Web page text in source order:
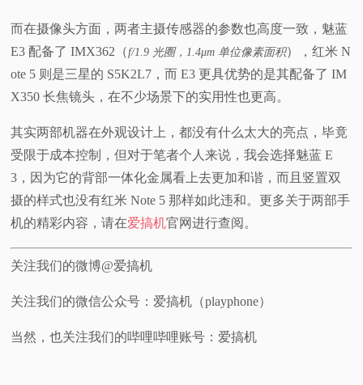
而在摄像头方面，两者主摄传感器的参数也高度一致，魅蓝
E3 配备了 IMX362（f/1.9 光圈，1.4μm 单位像素面积），红米 N
ote 5 则是三星的 S5K2L7，而 E3 更具优势的是其配备了 IM
X350 长焦镜头，在不少场景下的实用性也更高。
其实两部机器在外观设计上，都没有什么太大的亮点，毕竟
受限于成本控制，但对于笔者个人来说，我会选择魅蓝 E
3，因为它的背部一体化金属看上去更加和谐，而且竖置双
摄的样式也没有红米 Note 5 那样如此违和。更多关于两部手
机的精彩内容，请在爱搞机官网进行查阅。
关注我们的微博@爱搞机
关注我们的微信公众号：爱搞机（playphone）
当然，也关注我们的哔哩哔哩账号：爱搞机